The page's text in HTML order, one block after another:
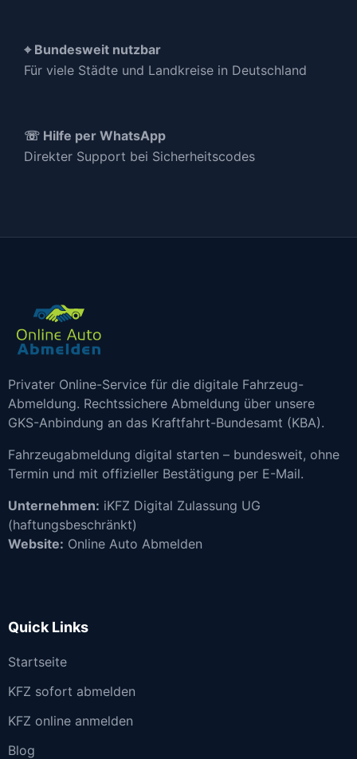
⌖ Bundesweit nutzbar
Für viele Städte und Landkreise in Deutschland
☏ Hilfe per WhatsApp
Direkter Support bei Sicherheitscodes
Privater Online-Service für die digitale Fahrzeug-
Abmeldung. Rechtssichere Abmeldung über unsere
GKS-Anbindung an das Kraftfahrt-Bundesamt (KBA).
Fahrzeugabmeldung digital starten – bundesweit, ohne
Termin und mit offizieller Bestätigung per E-Mail.
Unternehmen: iKFZ Digital Zulassung UG
(haftungsbeschränkt)
Website: Online Auto Abmelden
Quick Links
Startseite
KFZ sofort abmelden
KFZ online anmelden
Blog